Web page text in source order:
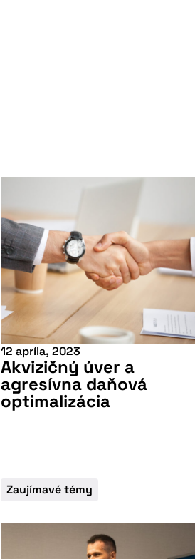
12 apríla, 2023
Akvizičný úver a
agresívna daňová
optimalizácia
Zaujímavé témy